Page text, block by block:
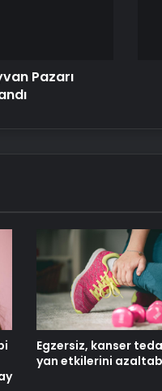
Pazarı
Egzersiz, kanser
yan etkilerini